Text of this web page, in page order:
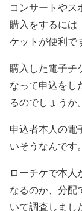
コンサートやス
購入をするには
ケットが便利で
購入した電子チ
なって申込をし
るのでしょうか。
申込者本人の電
いそうなんです。
ローチケで本人
なるのか、分配
いて調査しまし